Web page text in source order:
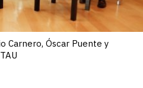
Carnero, Óscar Puente y